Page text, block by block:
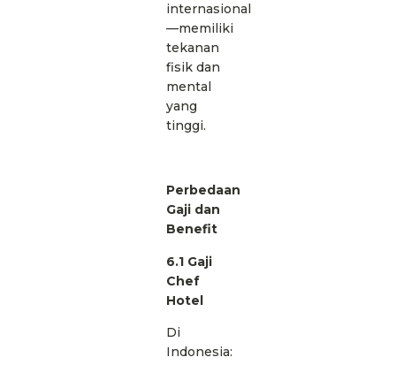
internasional
—memiliki
tekanan
fisik dan
mental
yang
tinggi.
Perbedaan
Gaji dan
Benefit
6.1 Gaji
Chef
Hotel
Di
Indonesia: